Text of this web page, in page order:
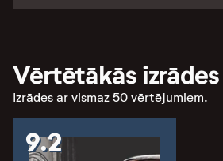
Vērtētākās izrādes
Izrādes ar vismaz 50 vērtējumiem.
9.2